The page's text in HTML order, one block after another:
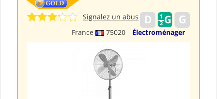
France 75020 Électroménager
Signalez un abus